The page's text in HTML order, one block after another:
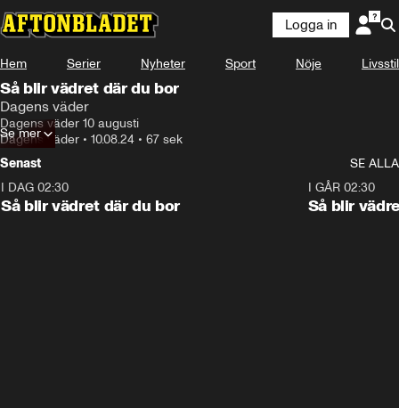
Logga in
Hem Serier Nyheter Sport Nöje Livsstil
Så blir vädret där du bor
Dagens väder
Dagens väder 10 augusti
Dagens väder • 10.08.24 • 67 sek
Se mer
Senast
SE ALLA
I DAG 02:30
Så blir vädret där du bor
I GÅR 02:30
Så blir